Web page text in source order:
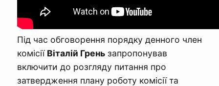
Під час обговорення порядку денного член
комісії Віталій Грень запропонував
включити до розгляду питання про
затвердження плану роботу комісії та